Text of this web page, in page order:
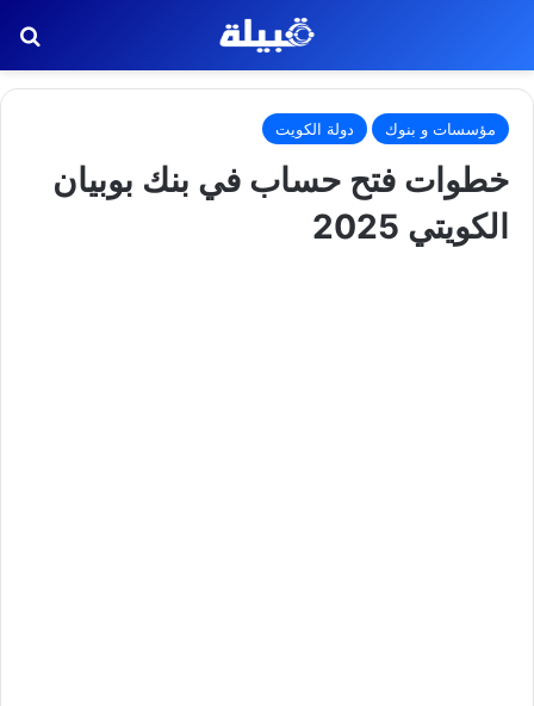
مؤسسات و بنوك دولة الكويت
خطوات فتح حساب في بنك بوبيان
الكويتي 2025